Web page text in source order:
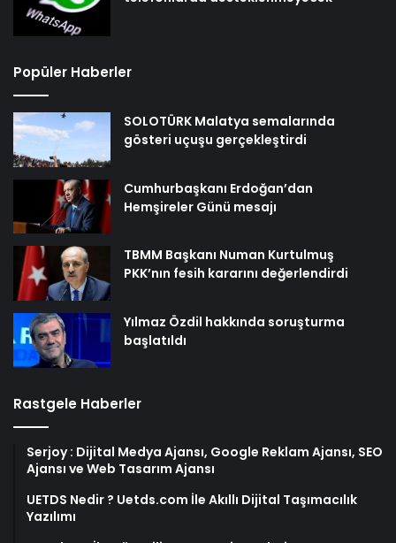
Popüler Haberler
SOLOTÜRK Malatya semalarında
gösteri uçuşu gerçekleştirdi
Cumhurbaşkanı Erdoğan’dan
Hemşireler Günü mesajı
TBMM Başkanı Numan Kurtulmuş
PKK’nın fesih kararını değerlendirdi
Yılmaz Özdil hakkında soruşturma
başlatıldı
Rastgele Haberler
Serjoy : Dijital Medya Ajansı, Google Reklam Ajansı, SEO
Ajansı ve Web Tasarım Ajansı
UETDS Nedir ? Uetds.com İle Akıllı Dijital Taşımacılık
Yazılımı